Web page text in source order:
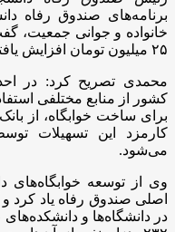
برنامه‌های صندوق رفاه
۲۵ میلیون تومان افزایش یافته است.
محمدی تصریح کرد: در
کشور از منابع مختلفی
برای ساخت خوابگاه، از
کارمزد این تسهیلات
می‌شود.
وی از توسعه خوابگاه‌های
در دانشگاه‌ها و